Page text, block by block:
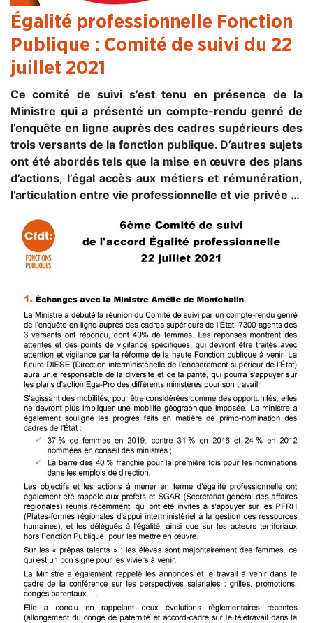
Égalité professionnelle Fonction
Publique : Comité de suivi du 22
juillet 2021
Ce comité de suivi s’est tenu en présence de la
Ministre qui a présenté un compte-rendu genré de
l’enquête en ligne auprès des cadres supérieurs des
trois versants de la fonction publique. D’autres sujets
ont été abordés tels que la mise en œuvre des plans
d’actions, l’égal accès aux métiers et rémunération,
l’articulation entre vie professionnelle et vie privée …